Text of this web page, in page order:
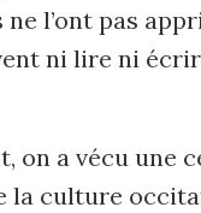
l’ont pas
ni lire ni
on a vécu une
la culture